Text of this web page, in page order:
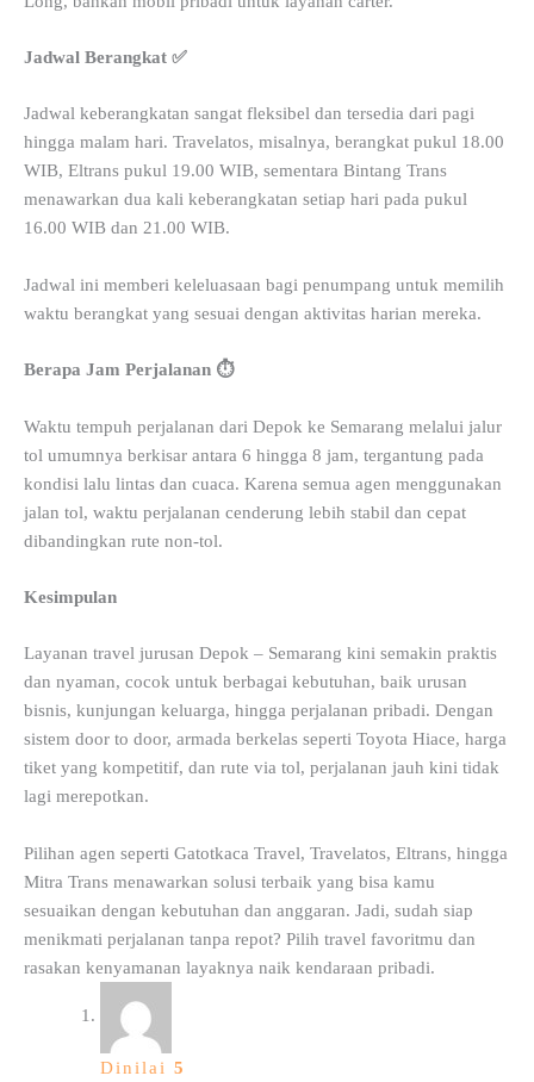
Jadwal Berangkat ✅
Jadwal keberangkatan sangat fleksibel dan tersedia dari pagi
hingga malam hari. Travelatos, misalnya, berangkat pukul 18.00
WIB, Eltrans pukul 19.00 WIB, sementara Bintang Trans
menawarkan dua kali keberangkatan setiap hari pada pukul
16.00 WIB dan 21.00 WIB.
Jadwal ini memberi keleluasaan bagi penumpang untuk memilih
waktu berangkat yang sesuai dengan aktivitas harian mereka.
Berapa Jam Perjalanan ⏱️
Waktu tempuh perjalanan dari Depok ke Semarang melalui jalur
tol umumnya berkisar antara 6 hingga 8 jam, tergantung pada
kondisi lalu lintas dan cuaca. Karena semua agen menggunakan
jalan tol, waktu perjalanan cenderung lebih stabil dan cepat
dibandingkan rute non-tol.
Kesimpulan
Layanan travel jurusan Depok – Semarang kini semakin praktis
dan nyaman, cocok untuk berbagai kebutuhan, baik urusan
bisnis, kunjungan keluarga, hingga perjalanan pribadi. Dengan
sistem door to door, armada berkelas seperti Toyota Hiace, harga
tiket yang kompetitif, dan rute via tol, perjalanan jauh kini tidak
lagi merepotkan.
Pilihan agen seperti Gatotkaca Travel, Travelatos, Eltrans, hingga
Mitra Trans menawarkan solusi terbaik yang bisa kamu
sesuaikan dengan kebutuhan dan anggaran. Jadi, sudah siap
menikmati perjalanan tanpa repot? Pilih travel favoritmu dan
rasakan kenyamanan layaknya naik kendaraan pribadi.
Dinilai 5